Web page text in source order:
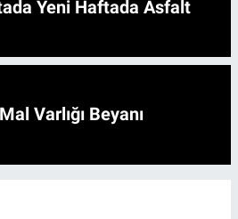
Varlığı Beyanı